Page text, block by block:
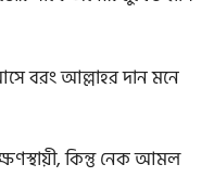
বরং আল্লাহর দান মনে
কিন্তু নেক আমল